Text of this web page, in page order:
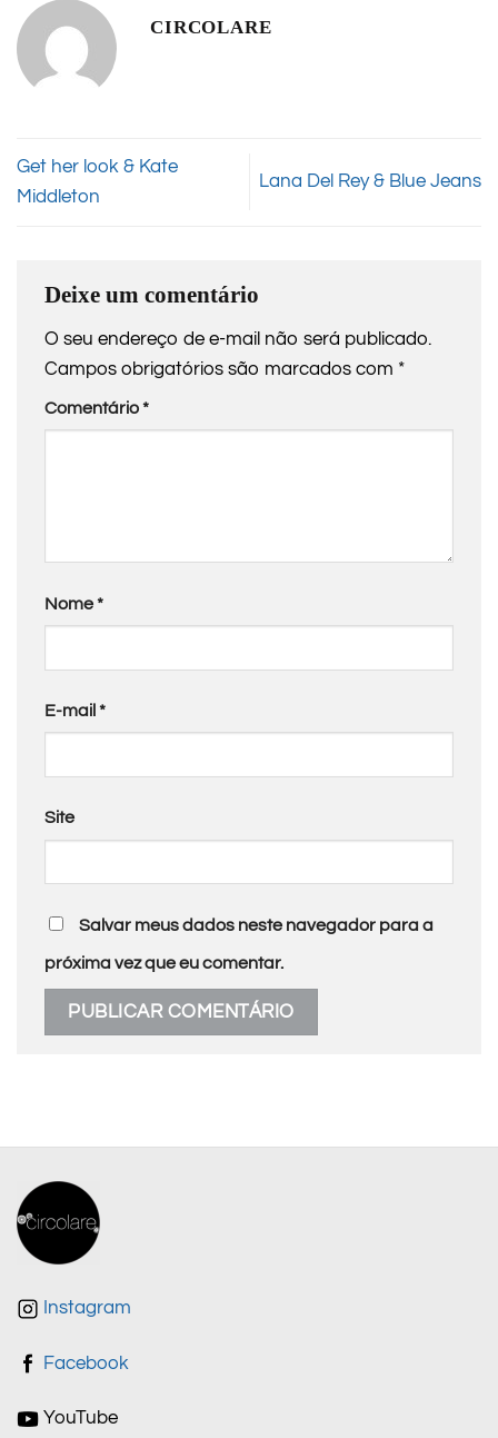
CIRCOLARE
Get her look & Kate
Middleton
Lana Del Rey & Blue Jeans
Deixe um comentário
O seu endereço de e-mail não será publicado.
Campos obrigatórios são marcados com *
Comentário*
Nome*
E-mail *
Site
Salvar meus dados neste navegador para a
próxima vez que eu comentar.
Instagram
Facebook
YouTube